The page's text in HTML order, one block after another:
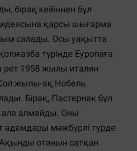
бірақ кейіннен бұл
қарсы шығарма
салады. Осы уақытта
түрінде Еуропаға
рет 1958 жылы италян
жылы-ақ Нобель
Бірақ, Пастернак бұл
алмайды. Оны
адамдары мәжбүрлі түрде
отанын сатқан